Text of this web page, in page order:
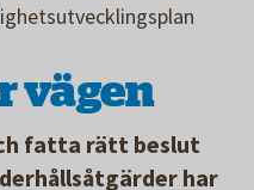
vägen
fatta rätt beslut
har